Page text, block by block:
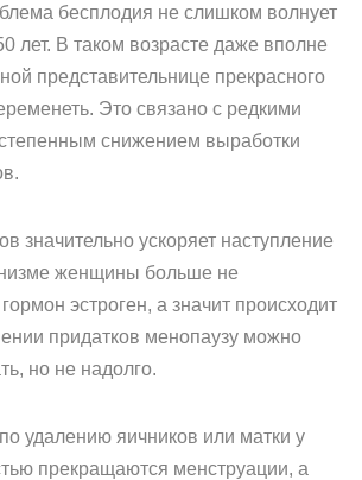
бесплодия не слишком волнует
лет. В таком возрасте даже вполне
представительнице прекрасного
Это связано с редкими
снижением выработки
значительно ускоряет наступление
женщины больше не
эстроген, а значит происходит
придатков менопаузу можно
но не надолго.
удалению яичников или матки у
прекращаются менструации, а